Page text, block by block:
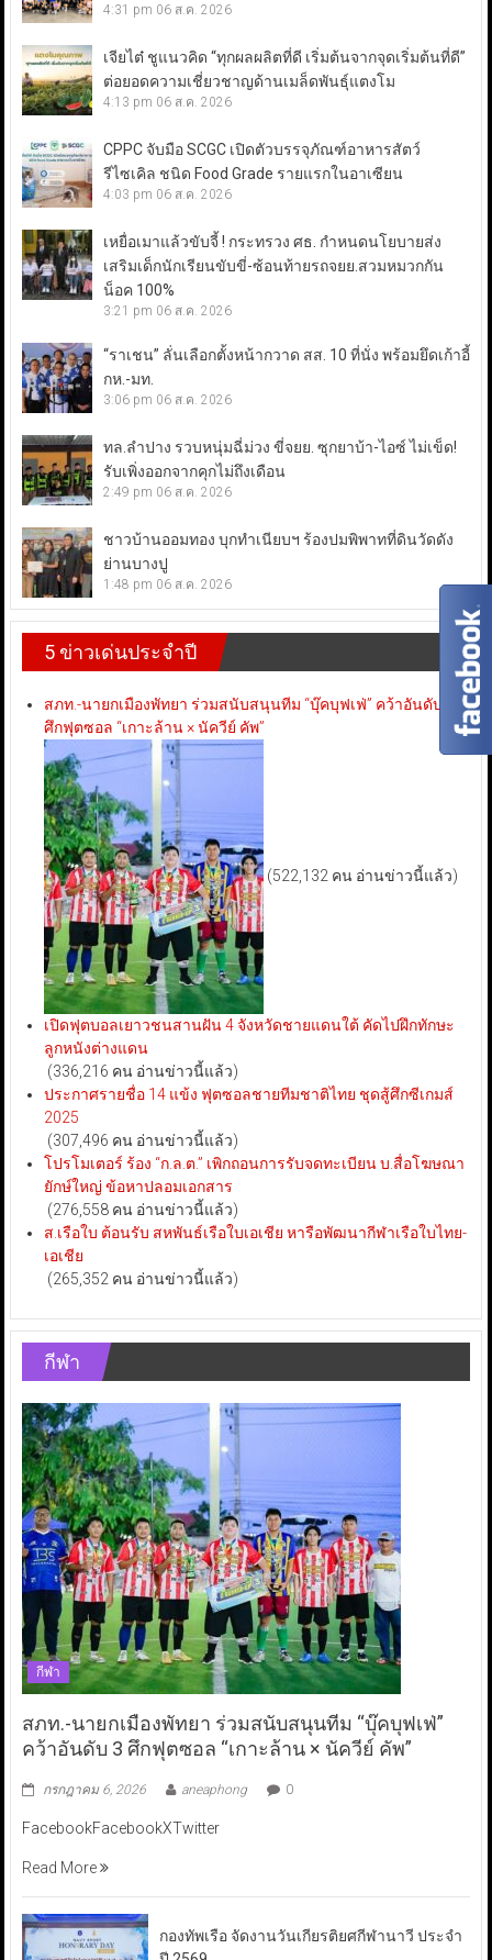
4:31 pm 06 ส.ค. 2026
เจียไต๋ ชูแนวคิด “ทุกผลผลิตที่ดี เริ่มต้นจากจุดเริ่มต้นที่ดี”
ต่อยอดความเชี่ยวชาญด้านเมล็ดพันธุ์แตงโม
4:13 pm 06 ส.ค. 2026
CPPC จับมือ SCGC เปิดตัวบรรจุภัณฑ์อาหารสัตว์
รีไซเคิล ชนิด Food Grade รายแรกในอาเซียน
4:03 pm 06 ส.ค. 2026
เหยื่อเมาแล้วขับจี้ ! กระทรวง ศธ. กำหนดนโยบายส่ง
เสริมเด็กนักเรียนขับขี่-ซ้อนท้ายรถจยย.สวมหมวกกัน
น็อค 100%
3:21 pm 06 ส.ค. 2026
“ราเชน” ลั่นเลือกตั้งหน้ากวาด สส. 10 ที่นั่ง พร้อมยึดเก้าอี้
กห.-มท.
3:06 pm 06 ส.ค. 2026
ทล.ลำปาง รวบหนุ่มฉี่ม่วง ขี่จยย. ซุกยาบ้า-ไอซ์ ไม่เข็ด!
รับเพิ่งออกจากคุกไม่ถึงเดือน
2:49 pm 06 ส.ค. 2026
ชาวบ้านออมทอง บุกทำเนียบฯ ร้องปมพิพาทที่ดินวัดดัง
ย่านบางปู
1:48 pm 06 ส.ค. 2026
5 ข่าวเด่นประจำปี
สภท.-นายกเมืองพัทยา ร่วมสนับสนุนทีม “บุ๊คบุฟเฟ่” คว้าอันดับ 3
ศึกฟุตซอล “เกาะล้าน × นัควีย์ คัพ”
(522,132 คน อ่านข่าวนี้แล้ว)
เปิดฟุตบอลเยาวชนสานฝัน 4 จังหวัดชายแดนใต้ คัดไปฝึกทักษะ
ลูกหนังต่างแดน
(336,216 คน อ่านข่าวนี้แล้ว)
ประกาศรายชื่อ 14 แข้ง ฟุตซอลชายทีมชาติไทย ชุดสู้ศึกซีเกมส์
2025
(307,496 คน อ่านข่าวนี้แล้ว)
โปรโมเตอร์ ร้อง “ก.ล.ต.” เพิกถอนการรับจดทะเบียน บ.สื่อโฆษณา
ยักษ์ใหญ่ ข้อหาปลอมเอกสาร
(276,558 คน อ่านข่าวนี้แล้ว)
ส.เรือใบ ต้อนรับ สหพันธ์เรือใบเอเชีย หารือพัฒนากีฬาเรือใบไทย-
เอเชีย
(265,352 คน อ่านข่าวนี้แล้ว)
กีฬา
กีฬา
สภท.-นายกเมืองพัทยา ร่วมสนับสนุนทีม “บุ๊คบุฟเฟ่”
คว้าอันดับ 3 ศึกฟุตซอล “เกาะล้าน × นัควีย์ คัพ”
กรกฎาคม 6, 2026 aneaphong 0
FacebookFacebookXTwitter
Read More
กองทัพเรือ จัดงานวันเกียรติยศกีฬานาวี ประจำ